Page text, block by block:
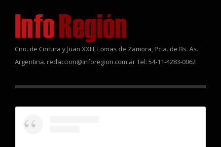
Cno. de Cintura y Juan XXIII, Lomas de Zamora, Pcia. de Bs. As.
Argentina. redaccion@inforegion.com.ar Tel: 54-11-4283-0062